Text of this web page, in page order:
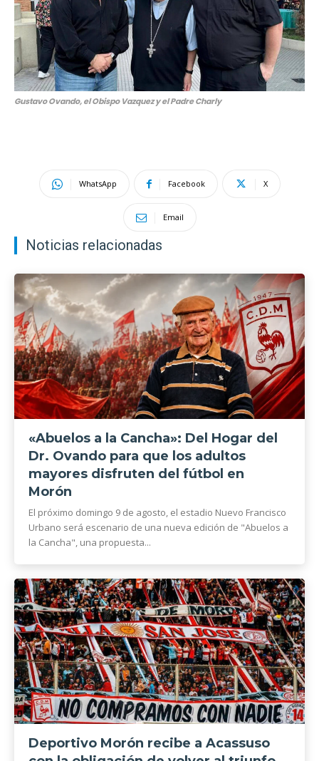
Gustavo Ovando, el Obispo Vazquez y el Padre Charly
WhatsApp Facebook X
Email
Noticias relacionadas
«Abuelos a la Cancha»: Del Hogar del
Dr. Ovando para que los adultos
mayores disfruten del fútbol en
Morón
El próximo domingo 9 de agosto, el estadio Nuevo Francisco
Urbano será escenario de una nueva edición de "Abuelos a
la Cancha", una propuesta...
Deportivo Morón recibe a Acassuso